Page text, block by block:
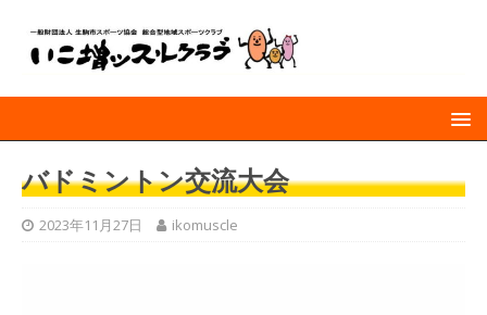
バドミントン交流大会
2023年11月27日 ikomuscle